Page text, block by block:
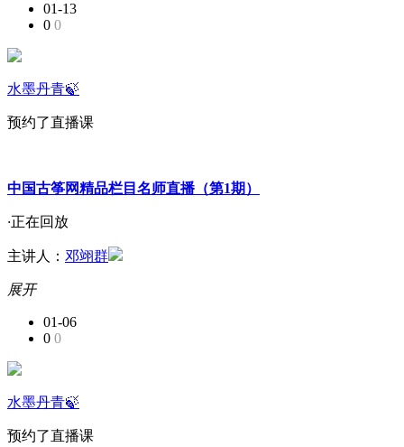
01-13
0 0
水墨丹青🍃
预约了直播课
中国古筝网精品栏目名师直播（第1期）
·正在回放
主讲人： 邓翊群
展开
01-06
0 0
水墨丹青🍃
预约了直播课